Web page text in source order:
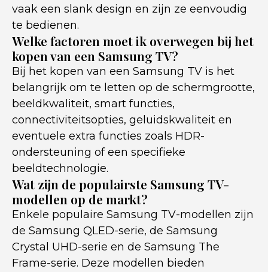
vaak een slank design en zijn ze eenvoudig
te bedienen.
Welke factoren moet ik overwegen bij het
kopen van een Samsung TV?
Bij het kopen van een Samsung TV is het
belangrijk om te letten op de schermgrootte,
beeldkwaliteit, smart functies,
connectiviteitsopties, geluidskwaliteit en
eventuele extra functies zoals HDR-
ondersteuning of een specifieke
beeldtechnologie.
Wat zijn de populairste Samsung TV-
modellen op de markt?
Enkele populaire Samsung TV-modellen zijn
de Samsung QLED-serie, de Samsung
Crystal UHD-serie en de Samsung The
Frame-serie. Deze modellen bieden